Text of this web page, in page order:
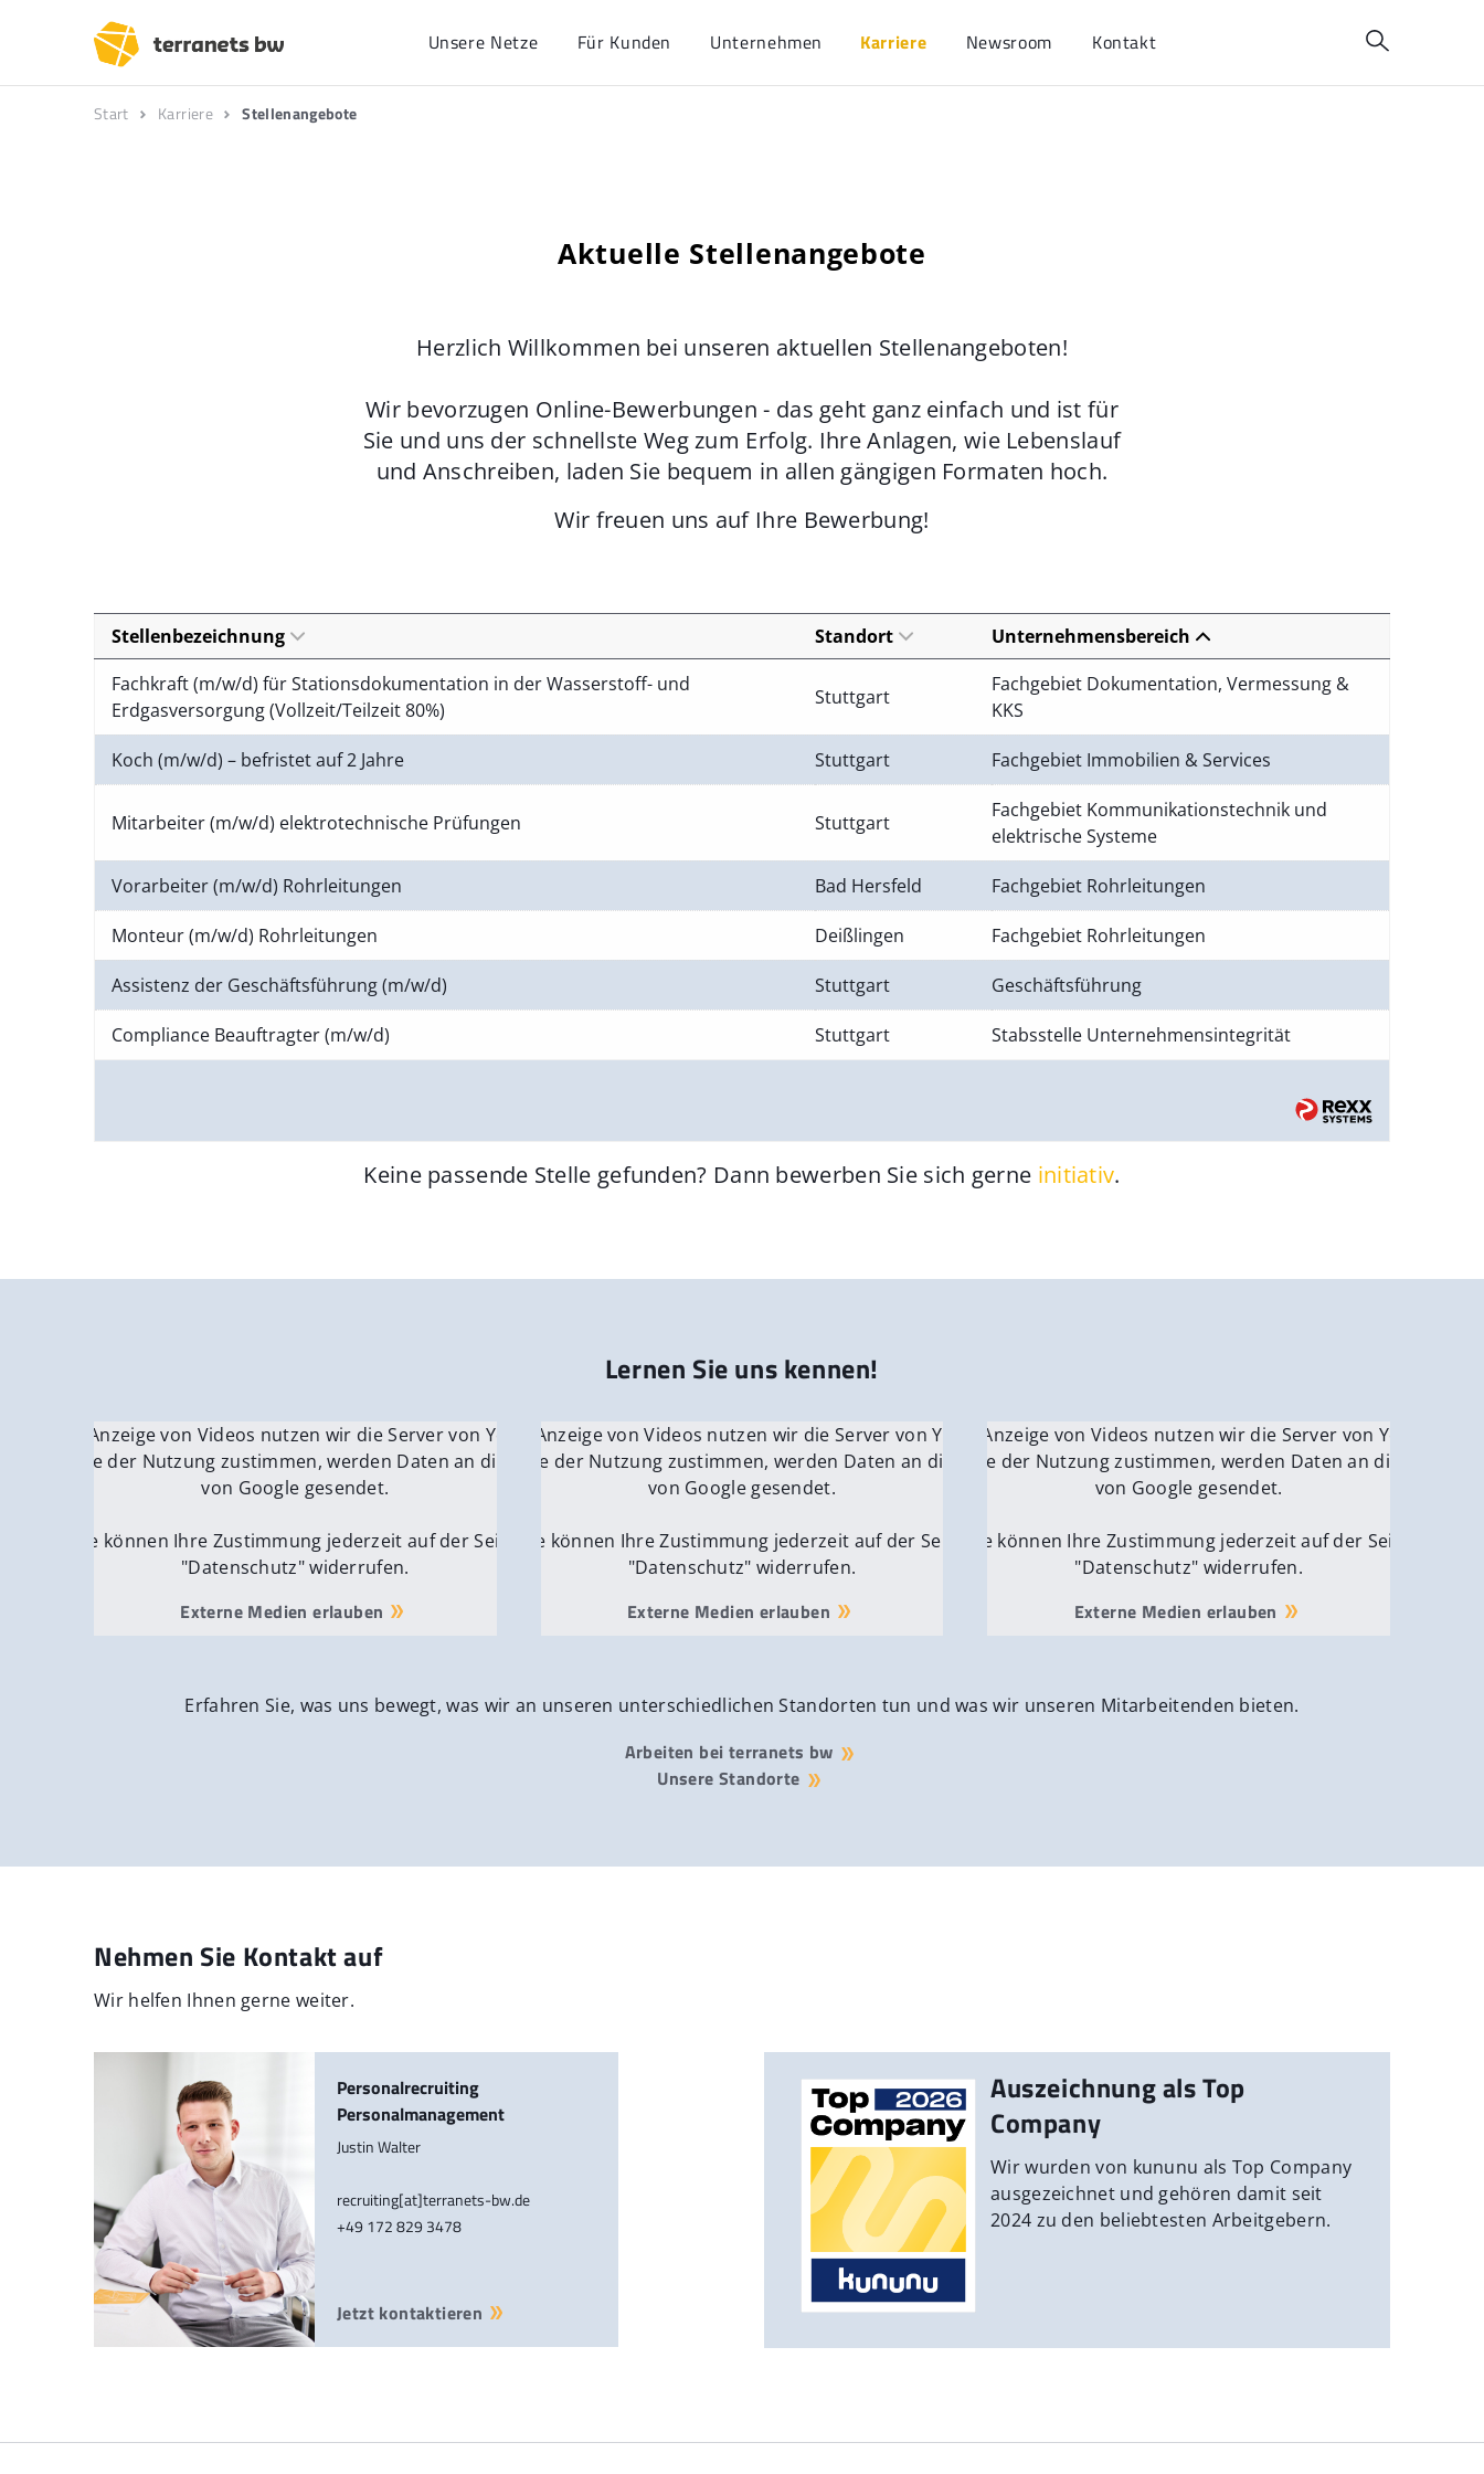
Unsere Netze Für Kunden Unternehmen Karriere Newsroom Kontakt
Start Karriere Stellenangebote
Aktuelle Stellenangebote
Herzlich Willkommen bei unseren aktuellen Stellenangeboten!
Wir bevorzugen Online-Bewerbungen - das geht ganz einfach und ist für
Sie und uns der schnellste Weg zum Erfolg. Ihre Anlagen, wie Lebenslauf
und Anschreiben, laden Sie bequem in allen gängigen Formaten hoch.
Wir freuen uns auf Ihre Bewerbung!
Stellenbezeichnung Standort
Unternehmensbereich
Fachkraft (m/w/d) für Stationsdokumentation in der Wasserstoff- und
Erdgasversorgung (Vollzeit/Teilzeit 80%)
Stuttgart
Fachgebiet Dokumentation, Vermessung &
KKS
Koch (m/w/d) – befristet auf 2 Jahre Stuttgart Fachgebiet Immobilien & Services
Mitarbeiter (m/w/d) elektrotechnische Prüfungen Stuttgart
Fachgebiet Kommunikationstechnik und
elektrische Systeme
Vorarbeiter (m/w/d) Rohrleitungen Bad Hersfeld Fachgebiet Rohrleitungen
Monteur (m/w/d) Rohrleitungen Deißlingen Fachgebiet Rohrleitungen
Assistenz der Geschäftsführung (m/w/d) Stuttgart Geschäftsführung
Compliance Beauftragter (m/w/d) Stuttgart Stabsstelle Unternehmensintegrität
Keine passende Stelle gefunden? Dann bewerben Sie sich gerne initiativ.
Lernen Sie uns kennen!
Für die Anzeige von Videos nutzen wir die Server von YouTube.
Wenn Sie der Nutzung zustimmen, werden Daten an die Server
von Google gesendet.
Sie können Ihre Zustimmung jederzeit auf der Seite
"Datenschutz" widerrufen.
Externe Medien erlauben
Für die Anzeige von Videos nutzen wir die Server von YouTube.
Wenn Sie der Nutzung zustimmen, werden Daten an die Server
von Google gesendet.
Sie können Ihre Zustimmung jederzeit auf der Seite
"Datenschutz" widerrufen.
Externe Medien erlauben
Für die Anzeige von Videos nutzen wir die Server von YouTube.
Wenn Sie der Nutzung zustimmen, werden Daten an die Server
von Google gesendet.
Sie können Ihre Zustimmung jederzeit auf der Seite
"Datenschutz" widerrufen.
Externe Medien erlauben
Erfahren Sie, was uns bewegt, was wir an unseren unterschiedlichen Standorten tun und was wir unseren Mitarbeitenden bieten.
Arbeiten bei terranets bw
Unsere Standorte
Nehmen Sie Kontakt auf
Wir helfen Ihnen gerne weiter.
Personalrecruiting
Personalmanagement
Justin Walter
recruiting[at]terranets-bw.de
+49 172 829 3478
Jetzt kontaktieren
Auszeichnung als Top
Company
Wir wurden von kununu als Top Company
ausgezeichnet und gehören damit seit
2024 zu den beliebtesten Arbeitgebern.